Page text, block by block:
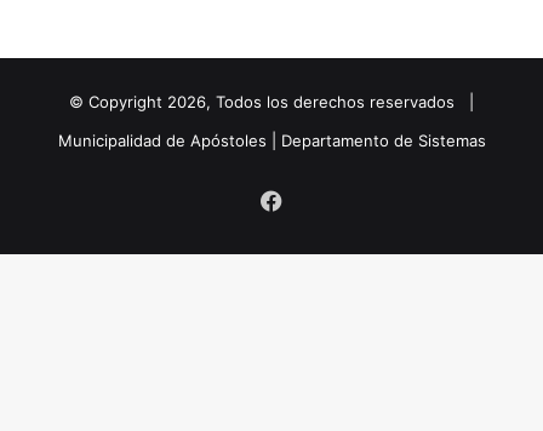
© Copyright 2026, Todos los derechos reservados |
Municipalidad de Apóstoles | Departamento de Sistemas
Facebook